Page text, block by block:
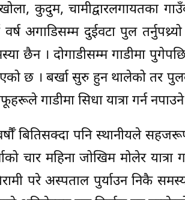
कुदुम, चामीद्वारलगायतका
अगाडिसम्म दुईवटा पुल
छैन । दोगाडीसम्म गाडीमा
छ । बर्खा सुरु हुन थालेको तर
गाडीमा सिधा यात्रा गर्न
बितिसक्दा पनि स्थानीयले
चार महिना जोखिम मोलेर
परे अस्पताल पुर्याउन निकै